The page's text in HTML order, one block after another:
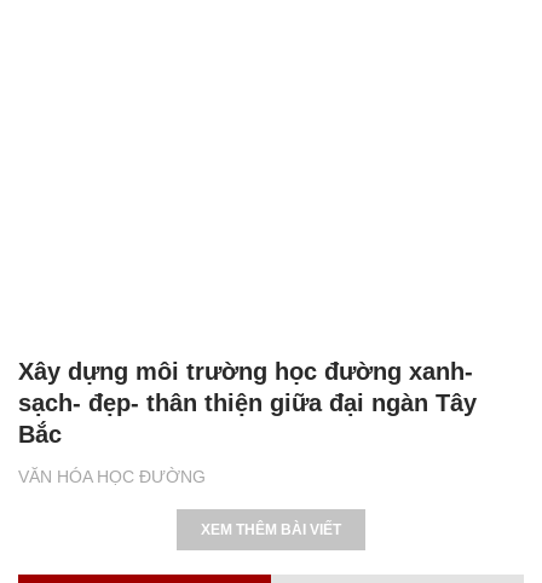
VĂN HÓA HỌC ĐƯỜNG
Xây dựng môi trường học đường xanh-
sạch- đẹp- thân thiện giữa đại ngàn Tây
Bắc
XEM THÊM BÀI VIẾT